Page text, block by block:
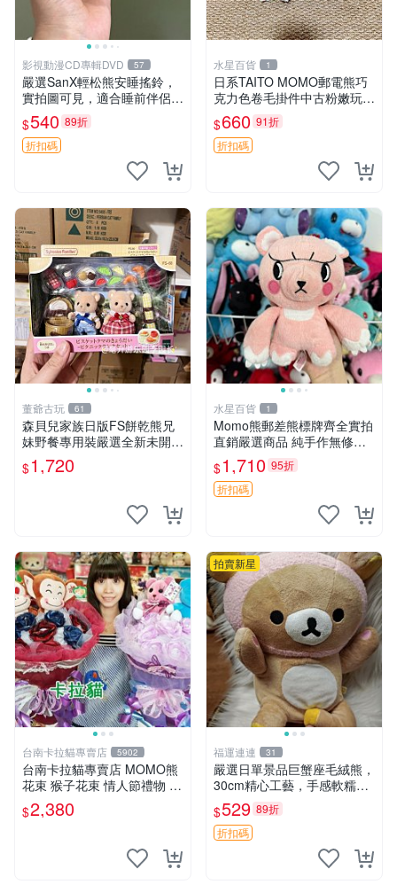
影視動漫CD專輯DVD 57
嚴選SanX輕松熊安睡搖鈴，
實拍圖可見，適合睡前伴侶，
Picks安撫好物 0325 懸吊 電
腦
$540 89折
折扣碼
水星百貨 1
日系TAITO MOMO郵電熊巧
克力色卷毛掛件中古粉嫩玩偶
微瑕推薦 postpet momo 郵
電熊 中古玩偶
$660 91折
折扣碼
董爺古玩 61
森貝兒家族日版FS餅乾熊兄
妹野餐專用裝嚴選全新未開
封，包含兩組大童款紙盒裝，
適合收藏與分享。 餅乾熊兄
$1,720
水星百貨 1
Momo熊郵差熊標牌齊全實拍
直銷嚴選商品 純手作無修圖
可收藏 郵差熊 Momo熊 標牌
商品
$1,710 95折
折扣碼
台南卡拉貓專賣店 5902
台南卡拉貓專賣店 MOMO熊
花束 猴子花束 情人節禮物 二
選一 可繡字 可今天寄明天到
$2,380
拍賣新星
福運連連 31
嚴選日單景品巨蟹座毛絨熊，
30cm精心工藝，手感軟糯推
薦收藏送人 巨蟹座 毛絨玩具
精緻做工
$529 89折
折扣碼